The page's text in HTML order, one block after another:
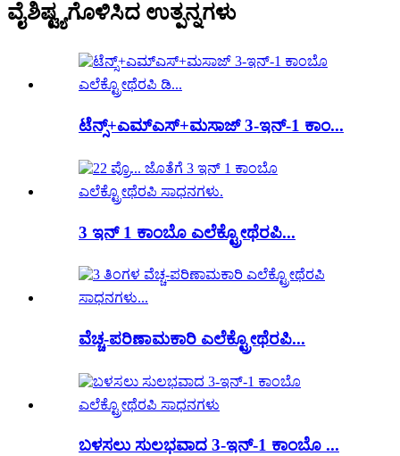
ವೈಶಿಷ್ಟ್ಯಗೊಳಿಸಿದ ಉತ್ಪನ್ನಗಳು
ಟೆನ್ಸ್+ಎಮ್ಎಸ್+ಮಸಾಜ್ 3-ಇನ್-1 ಕಾಂ...
3 ಇನ್ 1 ಕಾಂಬೊ ಎಲೆಕ್ಟ್ರೋಥೆರಪಿ...
ವೆಚ್ಚ-ಪರಿಣಾಮಕಾರಿ ಎಲೆಕ್ಟ್ರೋಥೆರಪಿ...
ಬಳಸಲು ಸುಲಭವಾದ 3-ಇನ್-1 ಕಾಂಬೊ ...